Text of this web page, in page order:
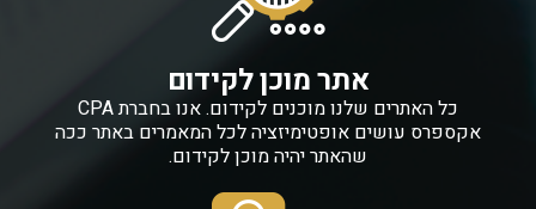
אתר מוכן לקידום
כל האתרים שלנו מוכנים לקידום. אנו בחברת CPA
אקספרס עושים אופטימיזציה לכל המאמרים באתר ככה
שהאתר יהיה מוכן לקידום.